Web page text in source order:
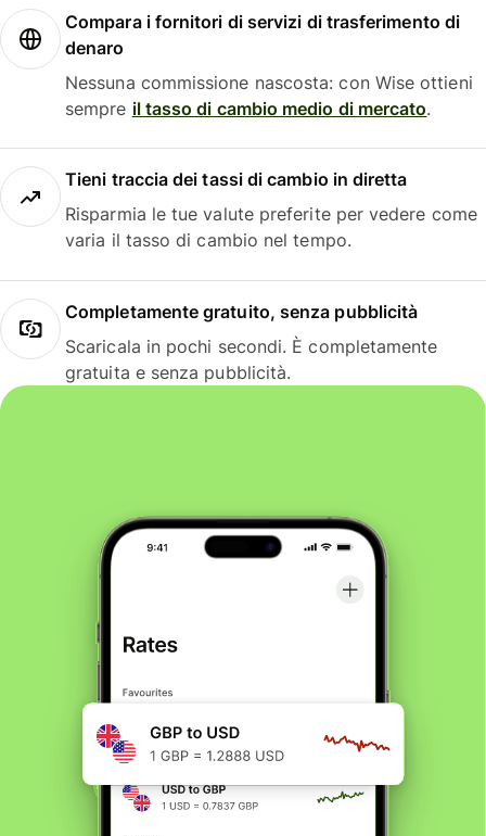
Compara i fornitori di servizi di trasferimento di
denaro
Nessuna commissione nascosta: con Wise ottieni
sempre il tasso di cambio medio di mercato.
Tieni traccia dei tassi di cambio in diretta
Risparmia le tue valute preferite per vedere come
varia il tasso di cambio nel tempo.
Completamente gratuito, senza pubblicità
Scaricala in pochi secondi. È completamente
gratuita e senza pubblicità.